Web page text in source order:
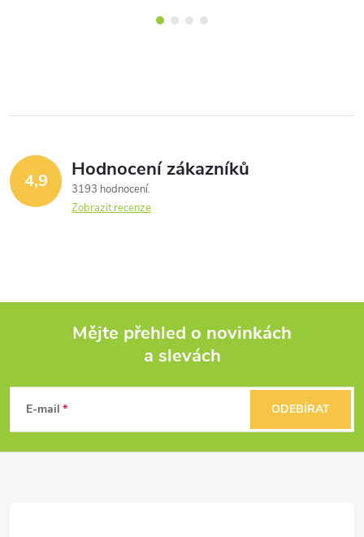
4,9 Hodnocení zákazníků
3193 hodnocení
Zobrazit recenze
p
Mějte přehled o novinkách
a slevách
E-mail ODEBÍRAT